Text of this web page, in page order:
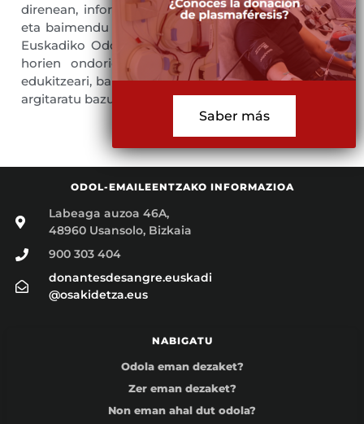
direnean, informazio hori bere baimenik gabe jaso
eta baimendu gabeko hirugarrenek trata dezakete.
Euskadiko Odol Emaileek uko egiten diote ekintza
horien ondorioen gaineko edozein erantzukizun
edukitzeari, baldin eta informazioa bere borondatez
argitaratu bazuen.
Saber más
ODOL-EMAILEENTZAKO INFORMAZIOA
Labeaga auzoa 46A,
48960 Usansolo, Bizkaia
900 303 404
donantesdesangre.euskadi
@osakidetza.eus
NABIGATU
Odola eman dezaket?
Zer eman dezaket?
Non eman ahal dut odola?